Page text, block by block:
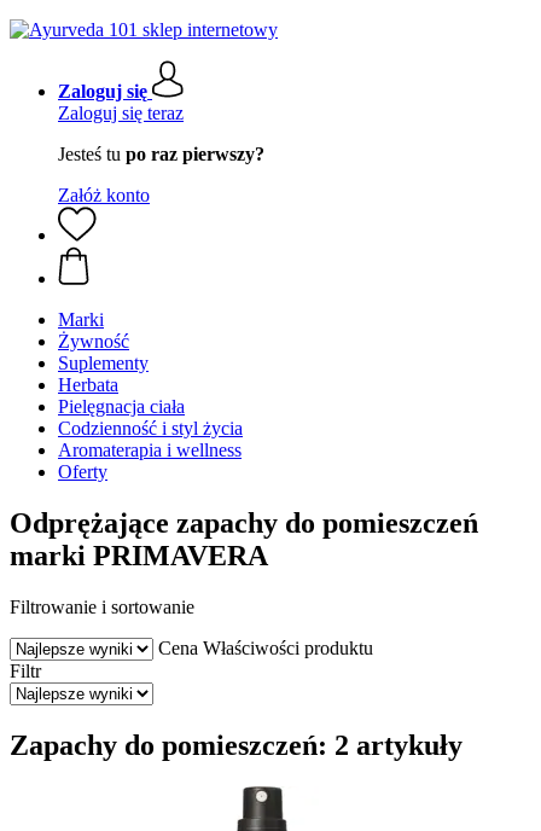
Zaloguj się
Zaloguj się teraz
Jesteś tu po raz pierwszy?
Załóż konto
Marki
Żywność
Suplementy
Herbata
Pielęgnacja ciała
Codzienność i styl życia
Aromaterapia i wellness
Oferty
Odprężające zapachy do pomieszczeń
marki PRIMAVERA
Filtrowanie i sortowanie
Cena Właściwości produktu
Filtr
Zapachy do pomieszczeń: 2 artykuły